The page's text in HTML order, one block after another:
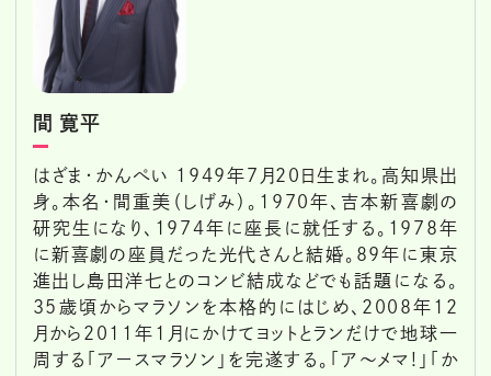
間 寛平
はざま・かんぺい 1949年7月20日生まれ。高知県出
身。本名・間重美（しげみ）。1970年、吉本新喜劇の
研究生になり、1974年に座長に就任する。1978年
に新喜劇の座員だった光代さんと結婚。89年に東京
進出し島田洋七とのコンビ結成などでも話題になる。
35歳頃からマラソンを本格的にはじめ、2008年12
月から2011年1月にかけてヨットとランだけで地球一
周する「アースマラソン」を完遂する。「ア～メマ!」「か